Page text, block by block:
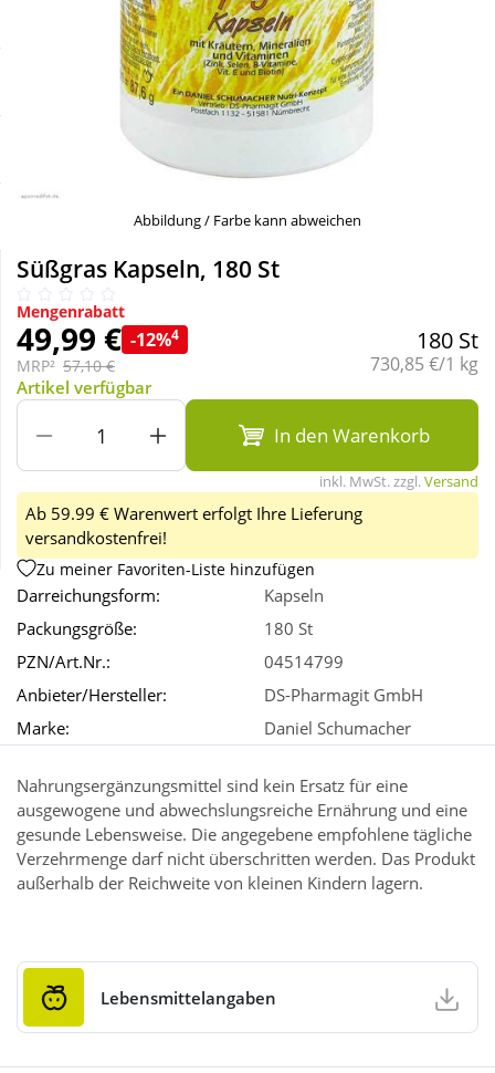
Schnäppchen
Täglich gut versorgt
Körperpflege & Kosmetik
Liebe & Erotik
Mutter & Kind
Nahrungsergänzung
Natur & Homöopathie
Sanitätshaus
Wellness
Abbildung / Farbe kann abweichen
Süßgras Kapseln, 180 St
Mengenrabatt
49,99 € -12%4
MRP² 57,10 €
180 St
Grundpreis:
730,85 €/1 kg
Artikel verfügbar
In den Warenkorb
inkl. MwSt. zzgl.Versand
Ab 59.99 € Warenwert erfolgt Ihre Lieferung
versandkostenfrei!
Zu meiner Favoriten-Liste hinzufügen
Darreichungsform:
Kapseln
Packungsgröße:
180 St
PZN/Art.Nr.:
04514799
Anbieter/Hersteller:
DS-Pharmagit GmbH
Marke:
Daniel Schumacher
Nahrungsergänzungsmittel sind kein Ersatz für eine
ausgewogene und abwechslungsreiche Ernährung und eine
gesunde Lebensweise. Die angegebene empfohlene tägliche
Verzehrmenge darf nicht überschritten werden. Das Produkt
außerhalb der Reichweite von kleinen Kindern lagern.
Lebensmittelangaben